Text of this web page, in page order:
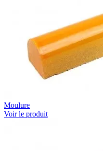
Moulure
Voir le produit